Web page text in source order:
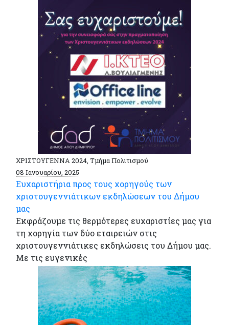
ΧΡΙΣΤΟΥΓΕΝΝΑ 2024, Τμήμα Πολιτισμού
08 Ιανουαρίου, 2025
Ευχαριστήρια προς τους χορηγούς των
χριστουγεννιάτικων εκδηλώσεων του Δήμου
μας
Εκφράζουμε τις θερμότερες ευχαριστίες μας για
τη χορηγία των δύο εταιρειών στις
χριστουγεννιάτικες εκδηλώσεις του Δήμου μας.
Με τις ευγενικές